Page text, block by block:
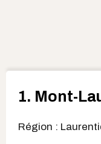
1. Mont-
Région :